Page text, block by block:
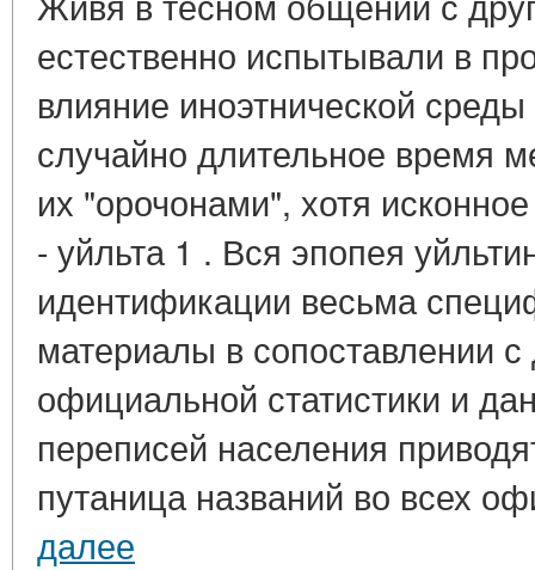
естественно испытывали в
влияние иноэтнической
случайно длительное время
их "орочонами", хотя
- уйльта 1 . Вся эпопея
идентификации весьма
материалы в сопоставлении
официальной статистики и
переписей населения
путаница названий во всех
далее